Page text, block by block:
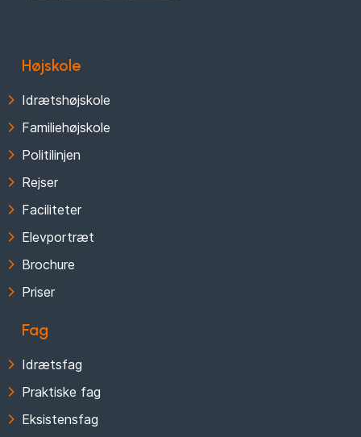
Højskole
Idrætshøjskole
Familiehøjskole
Politilinjen
Rejser
Faciliteter
Elevportræt
Brochure
Priser
Fag
Idrætsfag
Praktiske fag
Eksistensfag